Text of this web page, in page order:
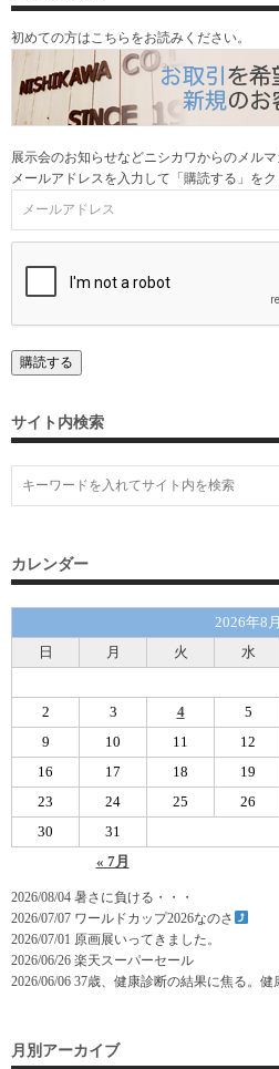
初めての方はこちらをお読みください。
展示会のお知らせなどニシカワからのメル
メールアドレスを入力して「購読する」をク
サイト内検索
カレンダー
2026年8月
日
月 火 水
« 7月
2
3 4 5
9
10 11 12
16
17 18 19
23
24 25 26
30
31
2026/08/04 暑さに負ける・・・
2026/07/07 ワールドカップ2026なのさ
2026/07/01 原画展いってきました。
2026/06/26 楽天スーパーセール
2026/06/06 37歳、健康診断の結果に焦る。健
月別アーカイブ